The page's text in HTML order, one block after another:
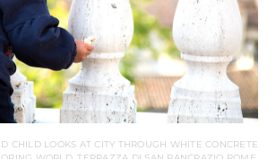
CHILD LOOKS AT CITY THROUGH WHITE CONCRETE